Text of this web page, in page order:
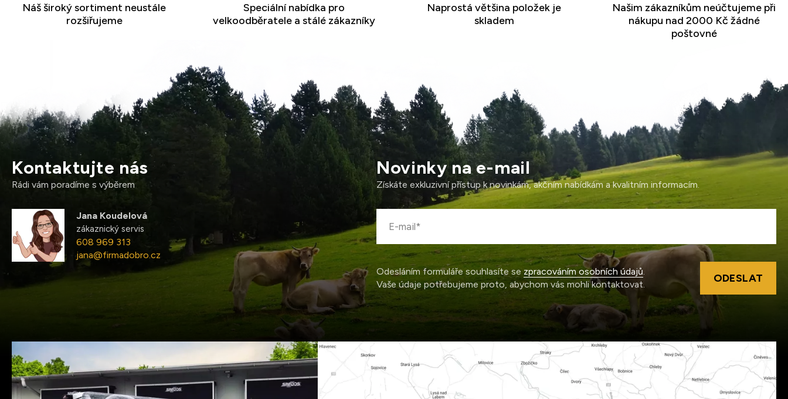
Náš široký sortiment neustále
rozšiřujeme
Speciální nabídka pro
velkoodběratele a stálé zákazníky
Naprostá většina položek je
skladem
Našim zákazníkům neúčtujeme při
nákupu nad 2000 Kč žádné
poštovné
Kontaktujte nás
Rádi vám poradíme s výběrem
Jana Koudelová
zákaznický servis
608 969 313
jana@firmadobro.cz
Novinky na e-mail
Získáte exkluzivní přístup k novinkám, akčním nabídkám a kvalitním informacím.
Odesláním formuláře souhlasíte se zpracováním osobních údajů
Vaše údaje potřebujeme proto, abychom vás mohli kontaktovat.
ODESLAT